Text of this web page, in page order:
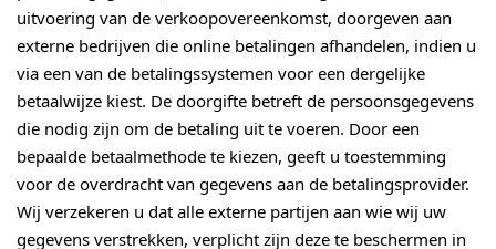
uitvoering van de verkoopovereenkomst, doorgeven aan
externe bedrijven die online betalingen afhandelen, indien u
via een van de betalingssystemen voor een dergelijke
betaalwijze kiest. De doorgifte betreft de persoonsgegevens
die nodig zijn om de betaling uit te voeren. Door een
bepaalde betaalmethode te kiezen, geeft u toestemming
voor de overdracht van gegevens aan de betalingsprovider.
Wij verzekeren u dat alle externe partijen aan wie wij uw
gegevens verstrekken, verplicht zijn deze te beschermen in